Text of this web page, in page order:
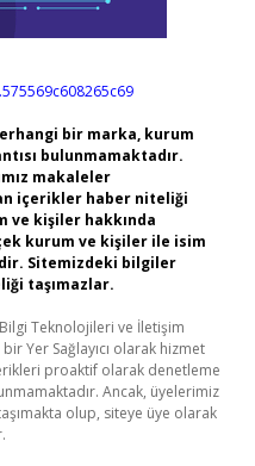
bir marka, kurum
bulunmamaktadır.
makaleler
içerikler haber niteliği
ve kişiler hakkında
kurum ve kişiler ile isim
Sitemizdeki bilgiler
taşımazlar.
Bilgi Teknolojileri ve İletişim
Yer Sağlayıcı olarak hizmet
proaktif olarak denetleme
Ancak, üyelerimiz
olup, siteye üye olarak